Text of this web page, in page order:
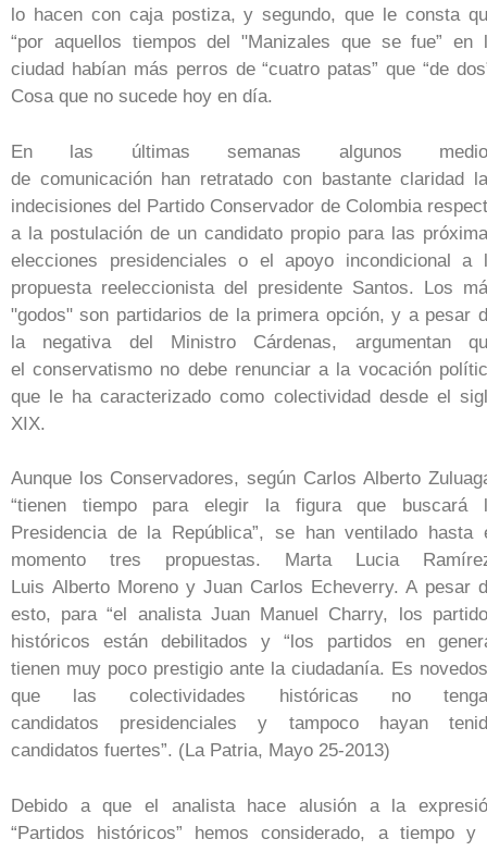
lo hacen con caja postiza, y segundo, que le consta
“por aquellos tiempos del "Manizales que se fue” en
ciudad habían más perros de “cuatro patas” que “de
Cosa que no sucede hoy en día.
En las últimas semanas algunos
de comunicación han retratado con bastante claridad
indecisiones del Partido Conservador de Colombia
a la postulación de un candidato propio para las
elecciones presidenciales o el apoyo incondicional a
propuesta reeleccionista del presidente Santos. Los
"godos" son partidarios de la primera opción, y a pesar
la negativa del Ministro Cárdenas, argumentan
el conservatismo no debe renunciar a la vocación
que le ha caracterizado como colectividad desde el
XIX.
Aunque los Conservadores, según Carlos Alberto
“tienen tiempo para elegir la figura que buscará
Presidencia de la República”, se han ventilado hasta
momento tres propuestas. Marta Lucia
Luis Alberto Moreno y Juan Carlos Echeverry. A pesar
esto, para “el analista Juan Manuel Charry, los
históricos están debilitados y “los partidos en
tienen muy poco prestigio ante la ciudadanía. Es
que las colectividades históricas no
candidatos presidenciales y tampoco hayan
candidatos fuertes”. (La Patria, Mayo 25-2013)
Debido a que el analista hace alusión a la
“Partidos históricos” hemos considerado, a tiempo y